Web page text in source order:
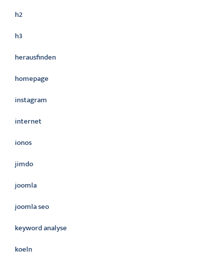
h2
h3
herausfinden
homepage
instagram
internet
ionos
jimdo
joomla
joomla seo
keyword analyse
koeln